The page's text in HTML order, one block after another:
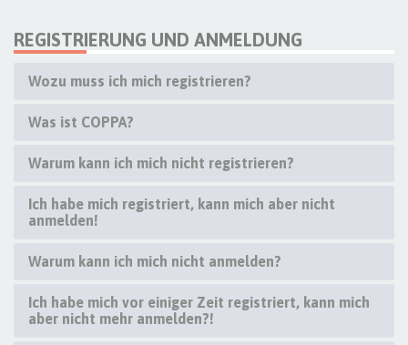
REGISTRIERUNG UND ANMELDUNG
Wozu muss ich mich registrieren?
Was ist COPPA?
Warum kann ich mich nicht registrieren?
Ich habe mich registriert, kann mich aber nicht
anmelden!
Warum kann ich mich nicht anmelden?
Ich habe mich vor einiger Zeit registriert, kann mich
aber nicht mehr anmelden?!